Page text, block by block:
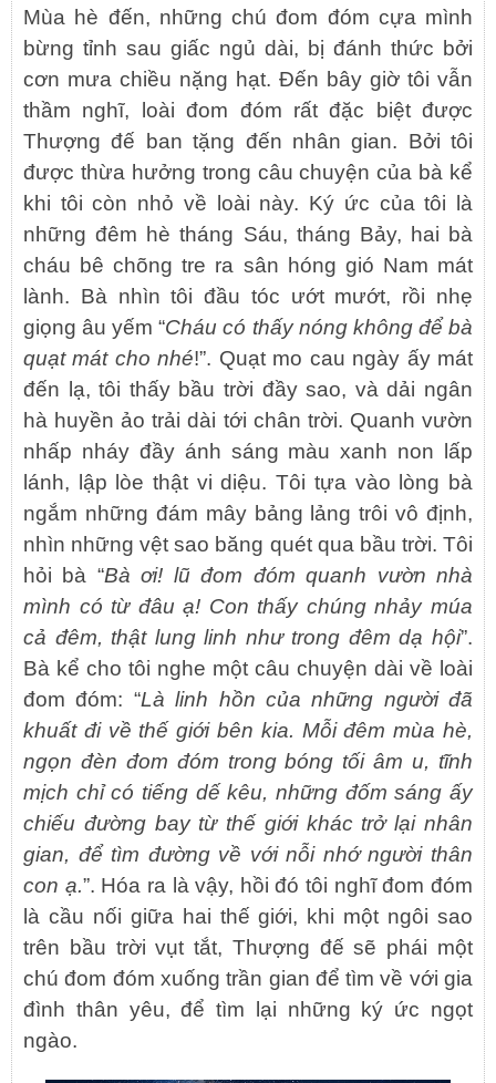
Mùa hè đến, những chú đom đóm cựa mình
bừng tỉnh sau giấc ngủ dài, bị đánh thức bởi
cơn mưa chiều nặng hạt. Đến bây giờ tôi vẫn
thầm nghĩ, loài đom đóm rất đặc biệt được
Thượng đế ban tặng đến nhân gian. Bởi tôi
được thừa hưởng trong câu chuyện của bà kể
khi tôi còn nhỏ về loài này. Ký ức của tôi là
những đêm hè tháng Sáu, tháng Bảy, hai bà
cháu bê chõng tre ra sân hóng gió Nam mát
lành. Bà nhìn tôi đầu tóc ướt mướt, rồi nhẹ
giọng âu yếm “Cháu có thấy nóng không để bà
quạt mát cho nhé!”. Quạt mo cau ngày ấy mát
đến lạ, tôi thấy bầu trời đầy sao, và dải ngân
hà huyền ảo trải dài tới chân trời. Quanh vườn
nhấp nháy đầy ánh sáng màu xanh non lấp
lánh, lập lòe thật vi diệu. Tôi tựa vào lòng bà
ngắm những đám mây bảng lảng trôi vô định,
nhìn những vệt sao băng quét qua bầu trời. Tôi
hỏi bà “Bà ơi! lũ đom đóm quanh vườn nhà
mình có từ đâu ạ! Con thấy chúng nhảy múa
cả đêm, thật lung linh như trong đêm dạ hội”.
Bà kể cho tôi nghe một câu chuyện dài về loài
đom đóm: “Là linh hồn của những người đã
khuất đi về thế giới bên kia. Mỗi đêm mùa hè,
ngọn đèn đom đóm trong bóng tối âm u, tĩnh
mịch chỉ có tiếng dế kêu, những đốm sáng ấy
chiếu đường bay từ thế giới khác trở lại nhân
gian, để tìm đường về với nỗi nhớ người thân
con ạ.”. Hóa ra là vậy, hồi đó tôi nghĩ đom đóm
là cầu nối giữa hai thế giới, khi một ngôi sao
trên bầu trời vụt tắt, Thượng đế sẽ phái một
chú đom đóm xuống trần gian để tìm về với gia
đình thân yêu, để tìm lại những ký ức ngọt
ngào.